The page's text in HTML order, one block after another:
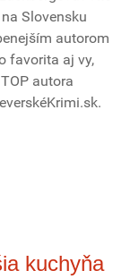
Slovensku
autorom
favorita aj vy,
autora
kuchyňa